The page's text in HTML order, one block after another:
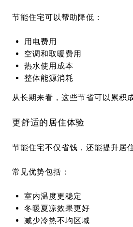
节能住宅可以帮助降低：
用电费用
空调和取暖费用
热水使用成本
整体能源消耗
从长期来看，这些节省可以累积
更舒适的居住体验
节能住宅不仅省钱，还能提升居
常见优势包括：
室内温度更稳定
冬暖夏凉效果更好
减少冷热不均区域